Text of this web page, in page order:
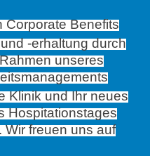
Corporate Benefits
-erhaltung durch
unseres
Klinik und Ihr neues
Hospitationstages
freuen uns auf